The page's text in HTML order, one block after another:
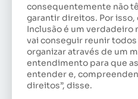
consequentemente não
garantir direitos. Por isso,
Inclusão é um verdadeiro
vai conseguir reunir
organizar através de um
entendimento para que
entender e,
direitos”, disse.